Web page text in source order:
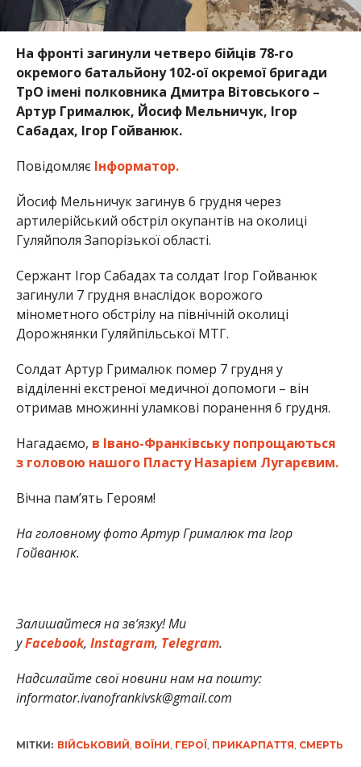
На фронті загинули четверо бійців 78-го
окремого батальйону 102-ої окремої бригади
ТрО імені полковника Дмитра Вітовського –
Артур Грималюк, Йосиф Мельничук, Ігор
Сабадах, Ігор Гойванюк.
Повідомляє Інформатор.
Йосиф Мельничук загинув 6 грудня через
артилерійський обстріл окупантів на околиці
Гуляйполя Запорізької області.
Сержант Ігор Сабадах та солдат Ігор Гойванюк
загинули 7 грудня внаслідок ворожого
мінометного обстрілу на північній околиці
Дорожнянки Гуляйпільської МТГ.
Солдат Артур Грималюк помер 7 грудня у
відділенні екстреної медичної допомоги – він
отримав множинні уламкові поранення 6 грудня.
Нагадаємо, в Івано-Франківську попрощаються
з головою нашого Пласту Назарієм Лугарєвим.
Вічна пам’ять Героям!
На головному фото Артур Грималюк та Ігор
Гойванюк.
Залишайтесяна зв’язку! Ми
уFacebook, Instagram, Telegram.
Надсилайте свої новини нам на пошту:
informator.ivanofrankivsk@gmail.com
МІТКИ: ВІЙСЬКОВИЙ ВОЇНИ ГЕРОЇ ПРИКАРПАТТЯ СМЕРТЬ